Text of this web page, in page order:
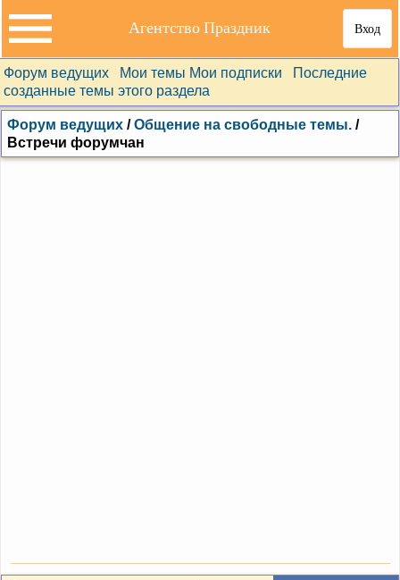
Вход
Агентство Праздник
Форум ведущих Мои темы Мои подписки
Последние
созданные темы этого раздела
Форум ведущих /Общение на свободные темы. /
Встречи форумчан